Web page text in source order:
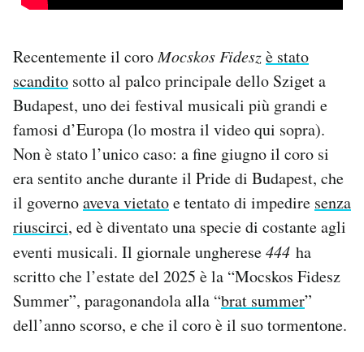
Recentemente il coroMocskos Fideszè stato
scandito sotto al palco principale dello Sziget a
Budapest, uno dei festival musicali più grandi e
famosi d’Europa (lo mostra il video qui sopra).
Non è stato l’unico caso: a fine giugno il coro si
era sentito anche durante il Pride di Budapest, che
il governoaveva vietatoe tentato di impedire senza
riuscirci, ed è diventato una specie di costante agli
eventi musicali. Il giornale ungherese444 ha
scritto che l’estate del 2025 è la “Mocskos Fidesz
Summer”, paragonandola alla “brat summer”
dell’anno scorso, e che il coro è il suo tormentone.